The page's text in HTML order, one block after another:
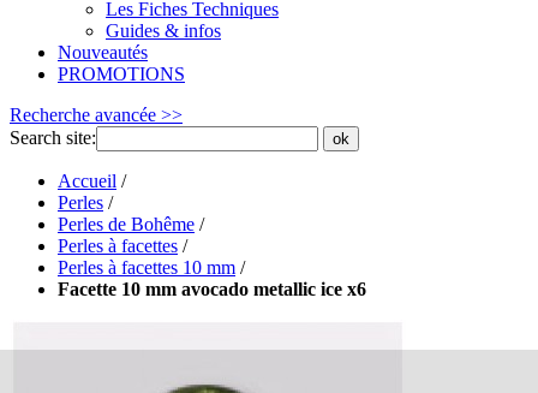
Les Fiches Techniques
Guides & infos
Nouveautés
PROMOTIONS
Recherche avancée >>
Search site:
ok
Accueil /
Perles /
Perles de Bohême /
Perles à facettes /
Perles à facettes 10 mm /
Facette 10 mm avocado metallic ice x6